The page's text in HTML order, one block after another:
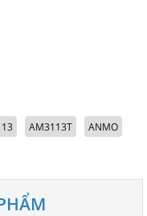
AM3113T
ANMO